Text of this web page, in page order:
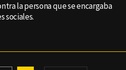
la persona que se encargaba
sociales.